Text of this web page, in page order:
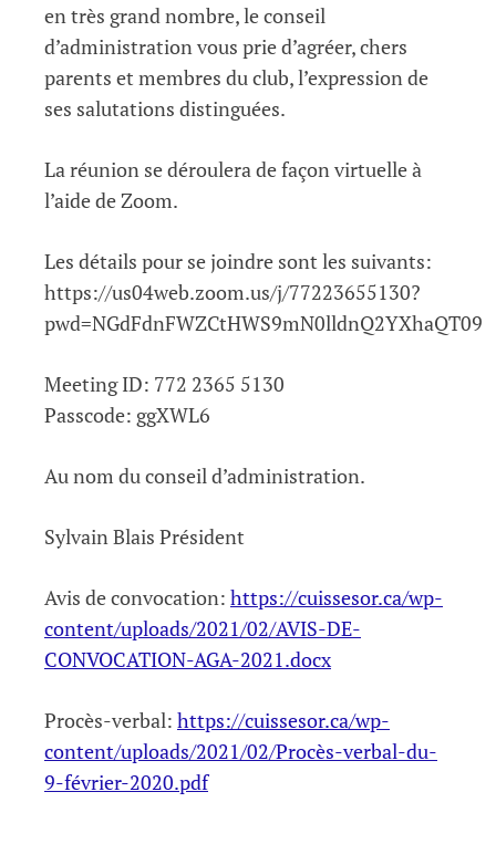
en très grand nombre, le conseil
d’administration vous prie d’agréer, chers
parents et membres du club, l’expression de
ses salutations distinguées.
La réunion se déroulera de façon virtuelle à
l’aide de Zoom.
Les détails pour se joindre sont les suivants:
https://us04web.zoom.us/j/77223655130?
pwd=NGdFdnFWZCtHWS9mN0lldnQ2YXhaQT09
Meeting ID: 772 2365 5130
Passcode: ggXWL6
Au nom du conseil d’administration.
Sylvain Blais Président
Avis de convocation: https://cuissesor.ca/wp-
content/uploads/2021/02/AVIS-DE-
CONVOCATION-AGA-2021.docx
Procès-verbal: https://cuissesor.ca/wp-
content/uploads/2021/02/Procès-verbal-du-
9-février-2020.pdf